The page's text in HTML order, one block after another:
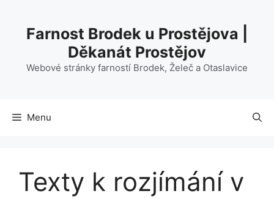
obsahFarnost Brodek u Prostějova |
Děkanát Prostějov
Webové stránky farností Brodek, Želeč a Otaslavice
Menu
Texty k rozjímání v